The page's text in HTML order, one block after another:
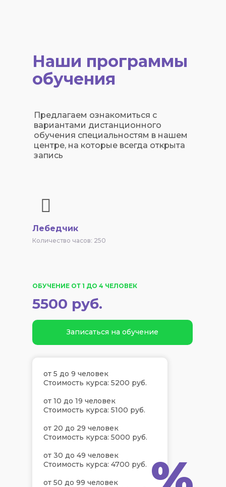
Наши программы
обучения
Предлагаем ознакомиться с
вариантами дистанционного
обучения специальностям в нашем
центре, на которые всегда открыта
запись
Лебедчик
Количество часов: 250
Записаться на обучение
ОБУЧЕНИЕ ОТ 1 ДО 4 ЧЕЛОВЕК
5500 руб.
от 5 до 9 человек
Стоимость курса: 5200 руб.
от 10 до 19 человек
Стоимость курса: 5100 руб.
от 20 до 29 человек
Стоимость курса: 5000 руб.
от 30 до 49 человек
Стоимость курса: 4700 руб.
от 50 до 99 человек